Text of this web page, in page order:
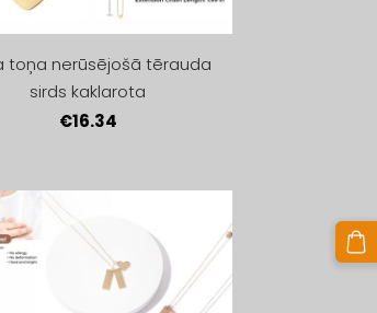
toņa nerūsējošā tērauda
sirds kaklarota
€16.34